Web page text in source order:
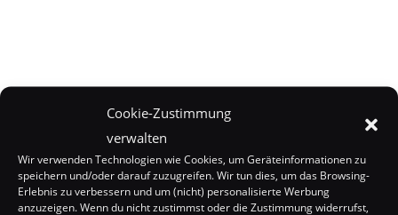
Cookie-Zustimmung
verwalten
Wir verwenden Technologien wie Cookies, um Geräteinformationen zu
speichern und/oder darauf zuzugreifen. Wir tun dies, um das Browsing-
Erlebnis zu verbessern und um (nicht) personalisierte Werbung
anzuzeigen. Wenn du nicht zustimmst oder die Zustimmung widerrufst,